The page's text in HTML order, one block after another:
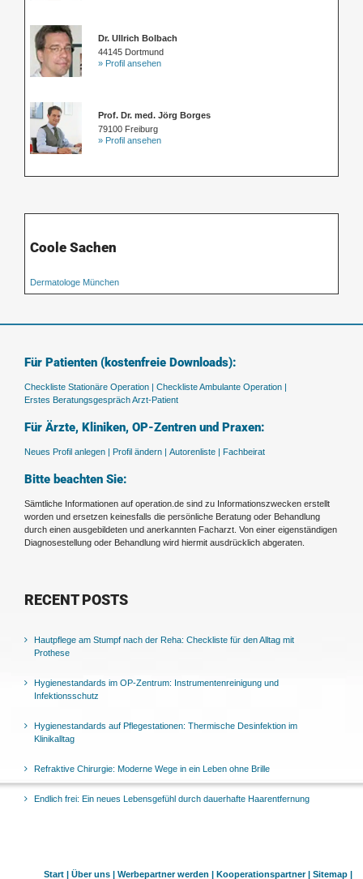
Dr. Ullrich Bolbach
44145 Dortmund
» Profil ansehen
Prof. Dr. med. Jörg Borges
79100 Freiburg
» Profil ansehen
Coole Sachen
Dermatologe München
Für Patienten (kostenfreie Downloads):
Checkliste Stationäre Operation |
Checkliste Ambulante Operation |
Erstes Beratungsgespräch Arzt-Patient
Für Ärzte, Kliniken, OP-Zentren und Praxen:
Neues Profil anlegen | Profil ändern | Autorenliste | Fachbeirat
Bitte beachten Sie:
Sämtliche Informationen auf operation.de sind zu Informationszwecken erstellt
worden und ersetzen keinesfalls die persönliche Beratung oder Behandlung
durch einen ausgebildeten und anerkannten Facharzt. Von einer eigenständigen
Diagnosestellung oder Behandlung wird hiermit ausdrücklich abgeraten.
RECENT POSTS
Hautpflege am Stumpf nach der Reha: Checkliste für den Alltag mit
Prothese
Hygienestandards im OP-Zentrum: Instrumentenreinigung und
Infektionsschutz
Hygienestandards auf Pflegestationen: Thermische Desinfektion im
Klinikalltag
Refraktive Chirurgie: Moderne Wege in ein Leben ohne Brille
Endlich frei: Ein neues Lebensgefühl durch dauerhafte Haarentfernung
Start | Über uns | Werbepartner werden | Kooperationspartner | Sitemap |